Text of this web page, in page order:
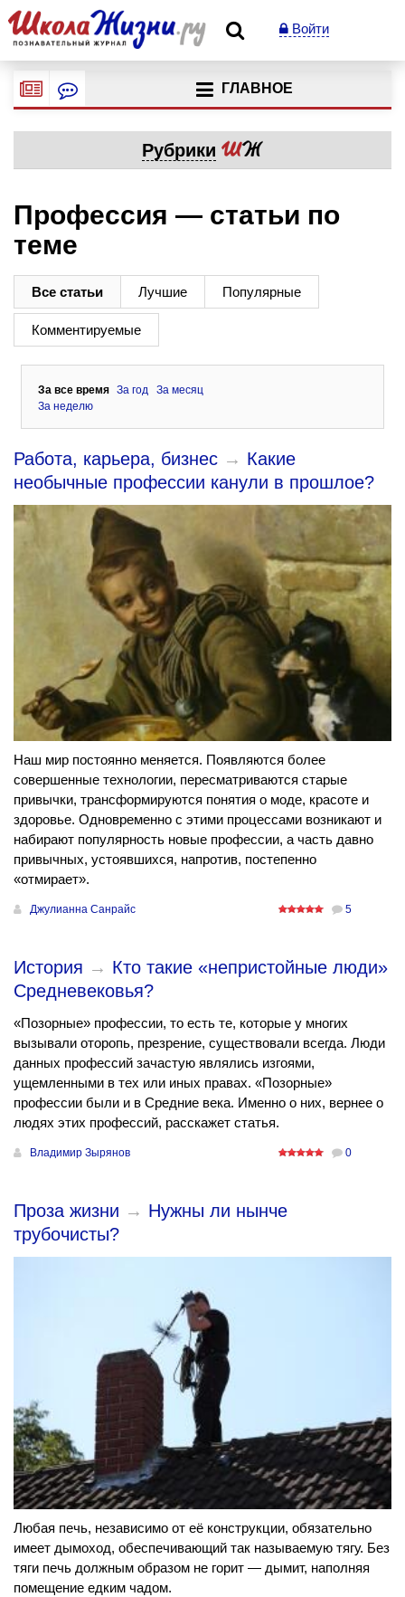
Войти
ГЛАВНОЕ
Рубрики
Профессия — статьи по
теме
Все статьи Лучшие Популярные
Комментируемые
За все время За год
За месяц
За неделю
Работа, карьера, бизнес → Какие
необычные профессии канули в прошлое?
Наш мир постоянно меняется. Появляются более
совершенные технологии, пересматриваются старые
привычки, трансформируются понятия о моде, красоте и
здоровье. Одновременно с этими процессами возникают и
набирают популярность новые профессии, а часть давно
привычных, устоявшихся, напротив, постепенно
«отмирает».
Джулианна Санрайс 5
История → Кто такие «непристойные люди»
Средневековья?
«Позорные» профессии, то есть те, которые у многих
вызывали оторопь, презрение, существовали всегда. Люди
данных профессий зачастую являлись изгоями,
ущемленными в тех или иных правах. «Позорные»
профессии были и в Средние века. Именно о них, вернее о
людях этих профессий, расскажет статья.
Владимир Зырянов 0
Проза жизни → Нужны ли нынче
трубочисты?
Любая печь, независимо от её конструкции, обязательно
имеет дымоход, обеспечивающий так называемую тягу. Без
тяги печь должным образом не горит — дымит, наполняя
помещение едким чадом.